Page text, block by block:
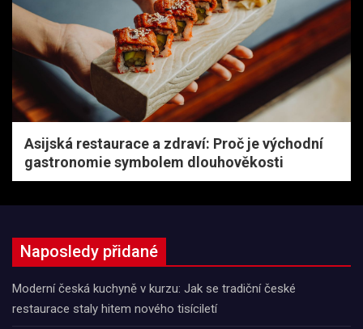
Asijská restaurace a zdraví: Proč je východní
gastronomie symbolem dlouhověkosti
Naposledy přidané
Moderní česká kuchyně v kurzu: Jak se tradiční české
restaurace staly hitem nového tisíciletí